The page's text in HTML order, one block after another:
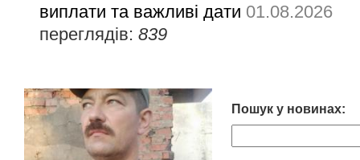
виплати та важливі дати 01.08.2026
переглядів:839
Пошук у новинах: